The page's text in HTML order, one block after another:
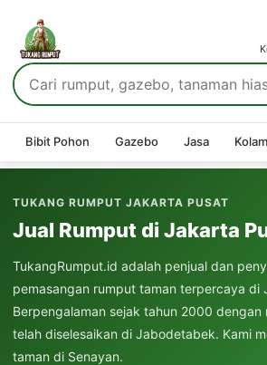
Bibit Pohon Gazebo Jasa Kolam
TUKANG RUMPUT JAKARTA PUSAT
Jual Rumput di Jakarta
TukangRumput.id adalah penjual dan
pemasangan rumput taman terpercaya di
Berpengalaman sejak tahun 2000
telah diselesaikan di Jabodetabek. Kami
taman di Senayan.